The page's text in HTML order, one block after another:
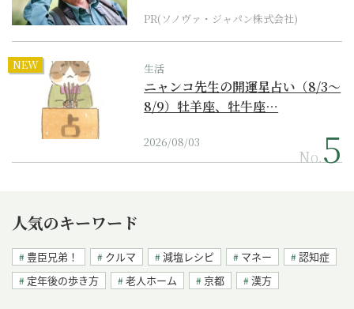
PR(ソノヴァ・ジャパン株式会社)
NEW 生活
ニャンコ先生の開運星占い（8/3～
8/9）牡羊座、牡牛座…
2026/08/03
No.
人気のキーワード
豊臣兄弟！ クルマ 減塩レシピ マネー
認知症
定年後の歩き方
老人ホーム 京都 漢方